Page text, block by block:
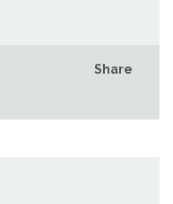
Share